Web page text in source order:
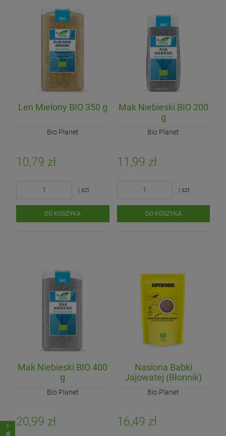
Len Mielony BIO 350 g
Bio Planet
10,79 zł
| szt
DO KOSZYKA
Mak Niebieski BIO 200
g
Bio Planet
11,99 zł
| szt
DO KOSZYKA
Mak Niebieski BIO 400
g
Bio Planet
20,99 zł
Nasiona Babki
Jajowatej (Błonnik)
BIO 250 g
Bio Planet
16,49 zł